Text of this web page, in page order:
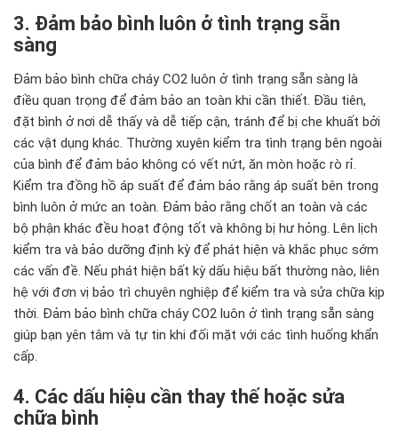
3. Đảm bảo bình luôn ở tình trạng sẵn
sàng
Đảm bảo bình chữa cháy CO2 luôn ở tình trạng sẵn sàng là
điều quan trọng để đảm bảo an toàn khi cần thiết. Đầu tiên,
đặt bình ở nơi dễ thấy và dễ tiếp cận, tránh để bị che khuất bởi
các vật dụng khác. Thường xuyên kiểm tra tình trạng bên ngoài
của bình để đảm bảo không có vết nứt, ăn mòn hoặc rò rỉ.
Kiểm tra đồng hồ áp suất để đảm bảo rằng áp suất bên trong
bình luôn ở mức an toàn. Đảm bảo rằng chốt an toàn và các
bộ phận khác đều hoạt động tốt và không bị hư hỏng. Lên lịch
kiểm tra và bảo dưỡng định kỳ để phát hiện và khắc phục sớm
các vấn đề. Nếu phát hiện bất kỳ dấu hiệu bất thường nào, liên
hệ với đơn vị bảo trì chuyên nghiệp để kiểm tra và sửa chữa kịp
thời. Đảm bảo bình chữa cháy CO2 luôn ở tình trạng sẵn sàng
giúp bạn yên tâm và tự tin khi đối mặt với các tình huống khẩn
cấp.
4. Các dấu hiệu cần thay thế hoặc sửa
chữa bình